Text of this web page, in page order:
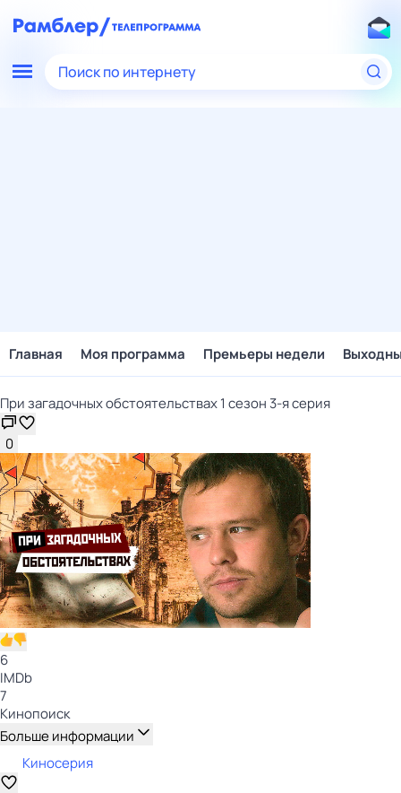
Поиск по интернету
Главная Моя программа Премьеры недели
При загадочных обстоятельствах 1 сезон 3-я серия
0
6
IMDb
7
Кинопоиск
Больше информации
Киносерия